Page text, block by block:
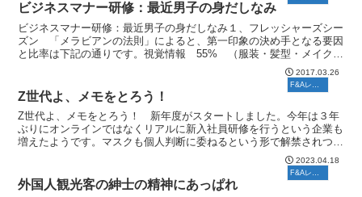
ビジネスマナー研修：最近男子の身だしなみ
ビジネスマナー研修：最近男子の身だしなみ１、フレッシャーズシー
ズン 「メラビアンの法則」によると、第一印象の決め手となる要因
と比率は下記の通りです。視覚情報 55% （服装・髪型・メイクな
どの身だしなみ、態度、表情、しぐさなど）聴覚情報 3... 2017.03.26
Z世代よ、メモをとろう！
Z世代よ、メモをとろう！ 新年度がスタートしました。今年は３年
ぶりにオンラインではなくリアルに新入社員研修を行うという企業も
増えたようです。マスクも個人判断に委ねるという形で解禁されつつ
ありますので、社会の空気全体は明るくなったように感じら...2023.04.18
F&Aレポート
外国人観光客の紳士の精神にあっぱれ